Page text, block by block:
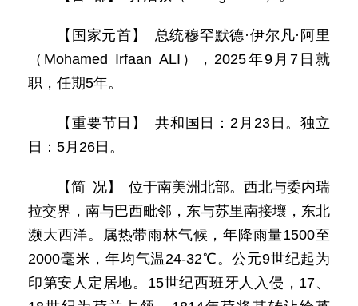
【国家元首】 总统穆罕默德·伊尔凡·阿里
（Mohamed Irfaan ALI），2025年9月7日就
职，任期5年。
【重要节日】 共和国日：2月23日。独立
日：5月26日。
【简 况】 位于南美洲北部。西北与委内瑞
拉交界，南与巴西毗邻，东与苏里南接壤，东北
濒大西洋。属热带雨林气候，年降雨量1500至
2000毫米，年均气温24-32℃。公元9世纪起为
印第安人定居地。15世纪西班牙人入侵，17、